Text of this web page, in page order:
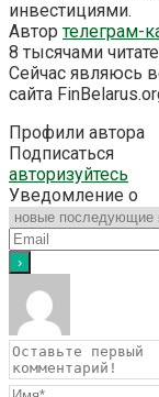
инвестициями.
Автортелеграм-
8 тысячами
Сейчас являюсь
сайта
Профили автора
Подписаться
авторизуйтесь
Уведомление о